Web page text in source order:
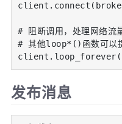
# 阻断调用，处理网络流
# 其他loop*()函数可以提
发布消息